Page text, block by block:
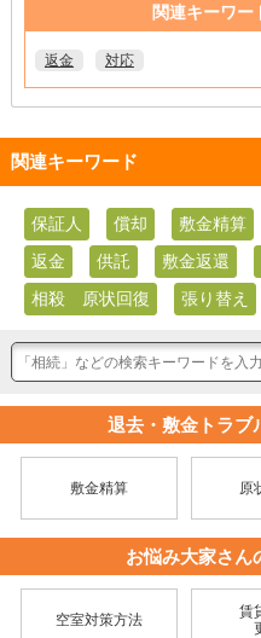
関連キーワー
返金 対応
関連キーワード
保証人 償却 敷金精算
返金
供託 敷金返還
相殺 原状回復
張り替え
退去・敷金トラブ
敷金精算 原
お悩み大家さん
空室対策方法
賃